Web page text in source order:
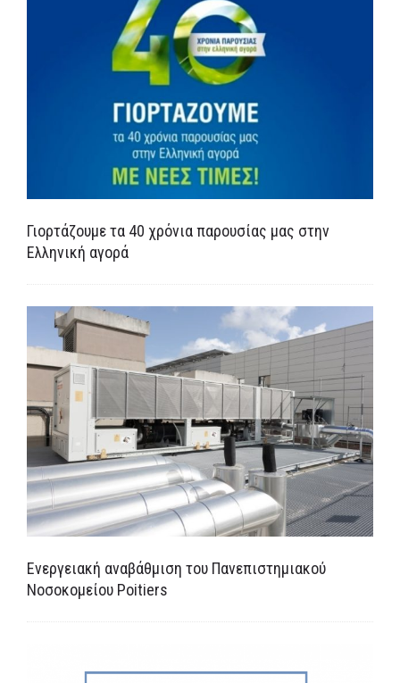
Γιορτάζουμε τα 40 χρόνια παρουσίας μας στην
Ελληνική αγορά
Ενεργειακή αναβάθμιση του Πανεπιστημιακού
Νοσοκομείου Poitiers